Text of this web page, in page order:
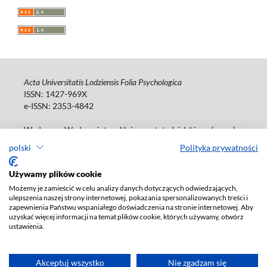
polski Polityka prywatności
Używamy plików cookie
Możemy je zamieścić w celu analizy danych dotyczących odwiedzających,
ulepszenia naszej strony internetowej, pokazania spersonalizowanych treści i
zapewnienia Państwu wspaniałego doświadczenia na stronie internetowej. Aby
uzyskać więcej informacji na temat plików cookie, których używamy, otwórz
ustawienia.
Akceptuj wszystko Nie zgadzam się
Acta Universitatis Lodziensis Folia Psychologica
ISSN: 1427-969X
e-ISSN: 2353-4842
Wydawca: Wydawnictwo Uniwersytetu Łódzkiego (www)
Tel.: 42 235 01 65, fax: 42 66 55 86
Deklaracja dostępności